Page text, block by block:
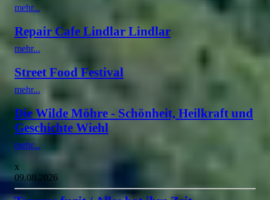
mehr...
Repair Cafe Lindlar Lindlar
mehr...
Street Food Festival
mehr...
Die Wilde Möhre - Schönheit, Heilkraft und
Geschichte Wiehl
mehr...
x
09.08.2026